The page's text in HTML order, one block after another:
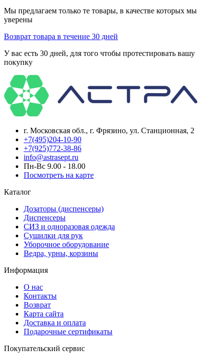
Мы предлагаем только те товары, в качестве которых мы
уверены
Возврат товара в течение 30 дней
У вас есть 30 дней, для того чтобы протестировать вашу
покупку
г. Московская обл., г. Фрязино, ул. Станционная, 2
+7(495)204-10-90
+7(925)772-38-86
info@astrasept.ru
Пн-Вс 9.00 - 18.00
Посмотреть на карте
Каталог
Дозаторы (диспенсеры)
Диспенсеры
СИЗ и одноразовая одежда
Сушилки для рук
Уборочное оборудование
Ведра, урны, корзины
Информация
О нас
Контакты
Возврат
Карта сайта
Доставка и оплата
Подарочные сертификаты
Покупательский сервис